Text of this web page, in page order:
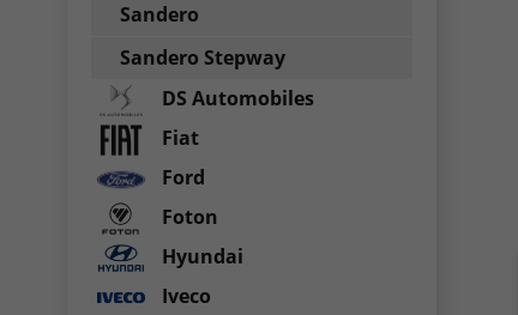
Sandero
Sandero Stepway
DS Automobiles
Fiat
Ford
Foton
Hyundai
Iveco